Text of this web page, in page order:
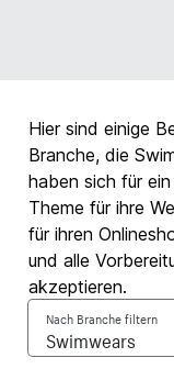
Hier sind einige
Branche, die
haben sich für
Theme für ihre
für ihren
und alle
akzeptieren.
Nach Branche filtern